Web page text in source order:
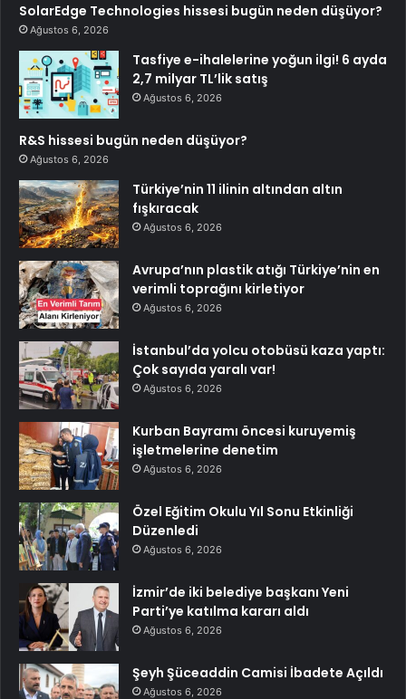
SolarEdge Technologies hissesi bugün neden düşüyor?
Ağustos 6, 2026
Tasfiye e-ihalelerine yoğun ilgi! 6 ayda
2,7 milyar TL’lik satış
Ağustos 6, 2026
R&S hissesi bugün neden düşüyor?
Ağustos 6, 2026
Türkiye’nin 11 ilinin altından altın
fışkıracak
Ağustos 6, 2026
Avrupa’nın plastik atığı Türkiye’nin en
verimli toprağını kirletiyor
Ağustos 6, 2026
İstanbul’da yolcu otobüsü kaza yaptı:
Çok sayıda yaralı var!
Ağustos 6, 2026
Kurban Bayramı öncesi kuruyemiş
işletmelerine denetim
Ağustos 6, 2026
Özel Eğitim Okulu Yıl Sonu Etkinliği
Düzenledi
Ağustos 6, 2026
İzmir’de iki belediye başkanı Yeni
Parti’ye katılma kararı aldı
Ağustos 6, 2026
Şeyh Şüceaddin Camisi İbadete Açıldı
Ağustos 6, 2026